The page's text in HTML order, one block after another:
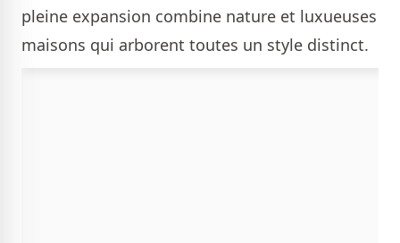
pleine expansion combine nature et luxueuses
maisons qui arborent toutes un style distinct.